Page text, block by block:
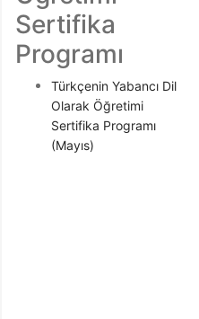
Sertifika
Programı
Türkçenin Yabancı Dil
Olarak Öğretimi
Sertifika Programı
(Mayıs)